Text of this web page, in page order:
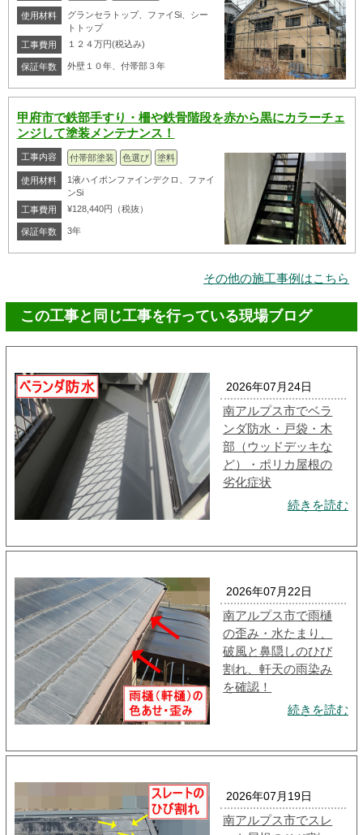
使用材料
グランセラトップ、ファイSi、シー
トトップ
工事費用
１２４万円(税込み)
保証年数 外壁１０年、付帯部３年
甲府市で鉄部手すり・柵や鉄骨階段を赤から黒にカラーチェ
ンジして塗装メンテナンス！
工事内容 付帯部塗装 色選び 塗料
使用材料
1液ハイポンファインデクロ、ファイ
ンSi
工事費用
¥128,440円（税抜）
保証年数 3年
その他の施工事例はこちら
この工事と同じ工事を行っている現場ブログ
2026年07月24日
南アルプス市でベラ
ンダ防水・戸袋・木
部（ウッドデッキな
ど）・ポリカ屋根の
劣化症状
続きを読む
2026年07月22日
南アルプス市で雨樋
の歪み・水たまり、
破風と鼻隠しのひび
割れ、軒天の雨染み
を確認！
続きを読む
2026年07月19日
南アルプス市でスレ